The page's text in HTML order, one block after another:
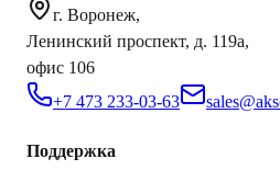
г. Воронеж,
Ленинский проспект, д. 119а,
офис 106
+7 473 233-03-63
Поддержка